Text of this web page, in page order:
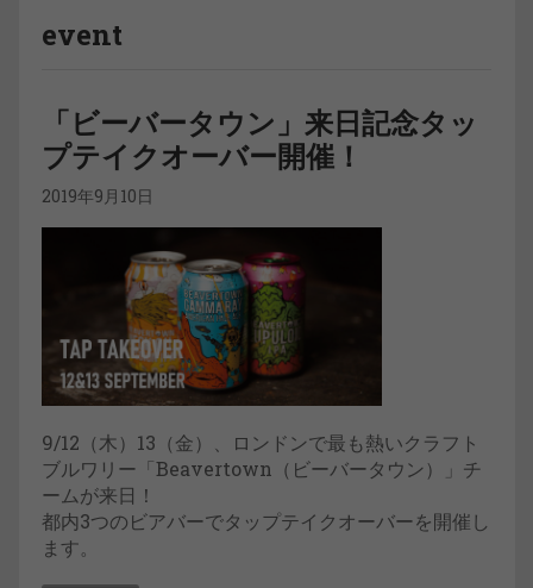
event
「ビーバータウン」来日記念タッ
プテイクオーバー開催！
2019年9月10日
9/12（木）13（金）、ロンドンで最も熱いクラフト
ブルワリー「Beavertown（ビーバータウン）」チ
ームが来日！
都内3つのビアバーでタップテイクオーバーを開催し
ます。